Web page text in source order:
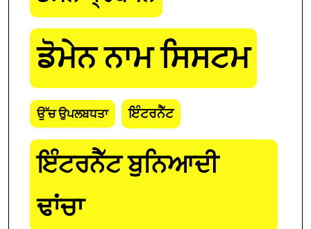
ਡੋਮੇਨ ਨਾਮ ਸਿਸਟਮ
ਉੱਚ ਉਪਲਬਧਤਾ ਇੰਟਰਨੈੱਟ
ਇੰਟਰਨੈੱਟ ਬੁਨਿਆਦੀ
ਢਾਂਚਾ